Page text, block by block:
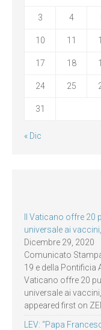
3 4
10 11
17 18
24 25
31
« Dic
Il Vaticano offre
universale ai
Dicembre 29, 2020
Comunicato
19 e della Pontificia
Vaticano offre 20
universale ai
appeared first on
LEV: “Papa